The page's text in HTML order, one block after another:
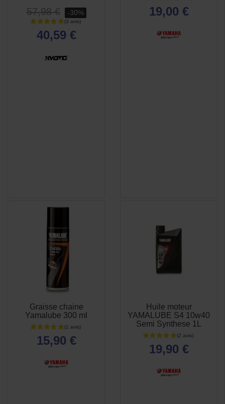
57,98 € -30%
40,59 €
19,00 €
Graisse chaine
Yamalube 300 ml
15,90 €
Huile moteur
YAMALUBE S4 10w40
Semi Synthese 1L
19,90 €
 APERÇU
RAPIDE
APERÇU
RAPIDE